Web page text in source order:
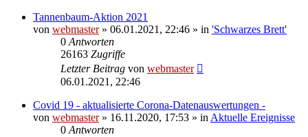
Tannenbaum-Aktion 2021
von webmaster» 06.01.2021, 22:46 » in 'Schwarzes Brett'
0 Antworten
26163 Zugriffe
Letzter Beitrag von webmaster
06.01.2021, 22:46
Covid 19 - aktualisierte Corona-Datenauswertungen -
von webmaster» 16.11.2020, 17:53 » in Aktuelle Ereignisse
0 Antworten